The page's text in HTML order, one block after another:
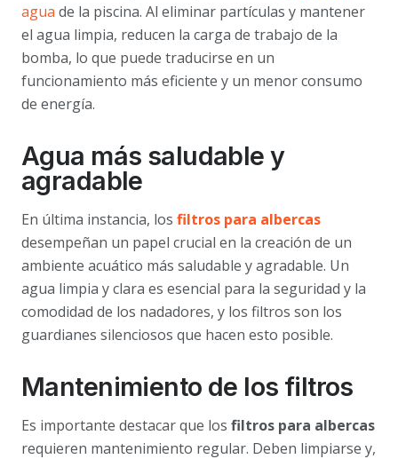
agua de la piscina. Al eliminar partículas y mantener
el agua limpia, reducen la carga de trabajo de la
bomba, lo que puede traducirse en un
funcionamiento más eficiente y un menor consumo
de energía.
Agua más saludable y
agradable
En última instancia, los filtros para albercas
desempeñan un papel crucial en la creación de un
ambiente acuático más saludable y agradable. Un
agua limpia y clara es esencial para la seguridad y la
comodidad de los nadadores, y los filtros son los
guardianes silenciosos que hacen esto posible.
Mantenimiento de los filtros
Es importante destacar que los filtros para albercas
requieren mantenimiento regular. Deben limpiarse y,